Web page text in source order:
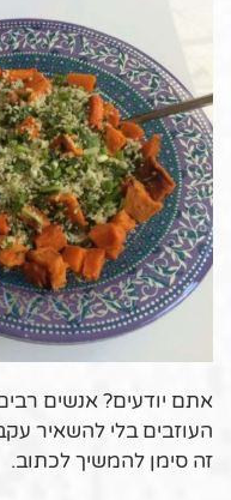
אתם יודעים? אנשים
העוזבים בלי להשאיר
זה סימן להמשיך לכתוב.